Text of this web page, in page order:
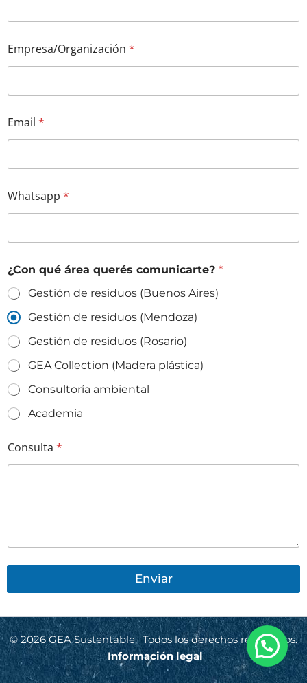
i
*
Empresa/Organización *
Email *
Whatsapp *
¿Con qué área querés comunicarte? *
Gestión de residuos (Buenos Aires)
Gestión de residuos (Mendoza)
Gestión de residuos (Rosario)
GEA Collection (Madera plástica)
Consultoría ambiental
Academia
Consulta *
Enviar
© 2026 GEA Sustentable. Todos los derechos reservados.
Información legal